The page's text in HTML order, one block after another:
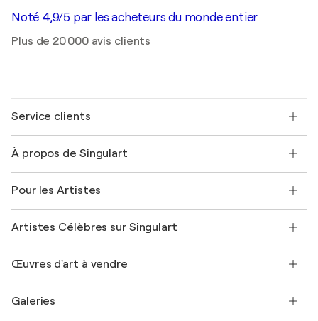
Noté 4,9/5 par les acheteurs du monde entier
Plus de 20 000 avis clients
Service clients
Expédition
Offrir une carte cadeau
Rejoignez notre programme commercial
Mon compte
+33 1 76 44 06 42
À propos de Singulart
FAQ
Magazine Singulart
Emplois
Découvrez une sélection d'art original
Pour les Artistes
Se connecter en tant qu'Artiste
Artistes Célèbres sur Singulart
Marc Chagall
Banksy
Œuvres d'art à vendre
Tableaux abstraits à vendre
Galeries